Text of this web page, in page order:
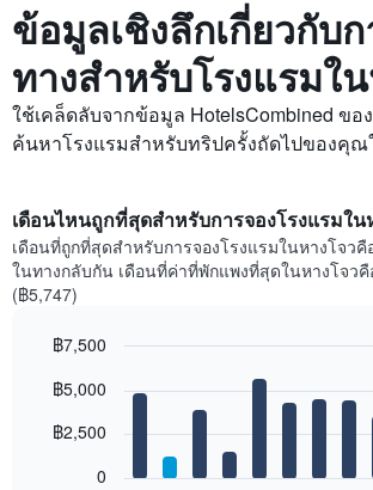
ข้อมูลเชิงลึกเกี่ยวกับ
ทางสำหรับโรงแรมใ
ใช้เคล็ดลับจากข้อมูล HotelsCombined ขอ
ค้นหาโรงแรมสำหรับทริปครั้งถัดไปของคุณ
เดือนไหนถูกที่สุดสำหรับการจองโรงแรมใน
เดือนที่ถูกที่สุดสำหรับการจองโรงแรมในหางโจว
ในทางกลับกัน เดือนที่ค่าที่พักแพงที่สุดในหางโจว
(฿5,747)
chart
12
bars.
graphic.
0
฿2,500
฿5,000
฿7,500